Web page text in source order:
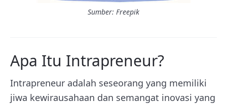
Sumber: Freepik
Apa Itu Intrapreneur?
Intrapreneur adalah seseorang yang memiliki
jiwa kewirausahaan dan semangat inovasi yang